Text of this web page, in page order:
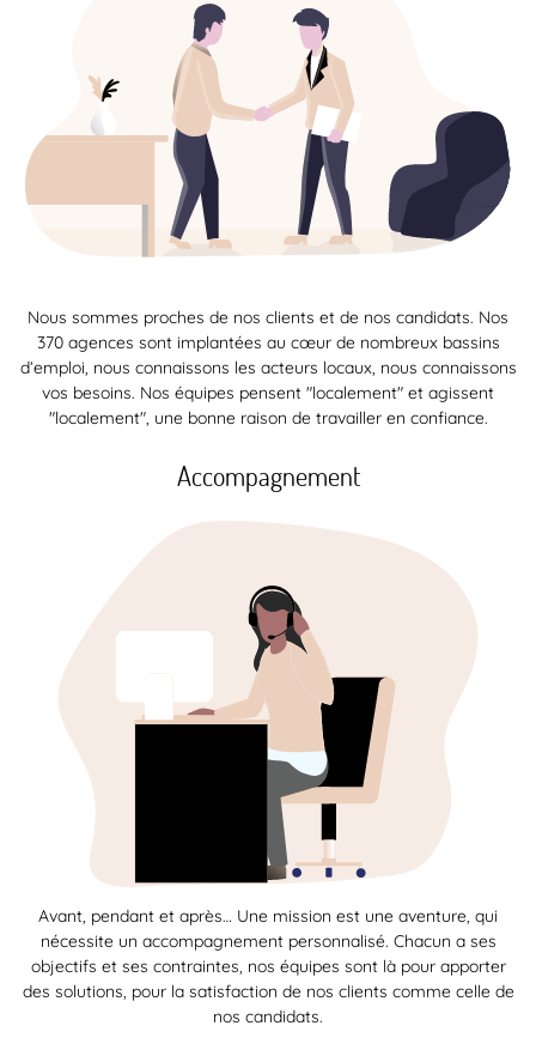
Nous sommes proches de nos clients et de nos candidats. Nos
370 agences sont implantées au cœur de nombreux bassins
d’emploi, nous connaissons les acteurs locaux, nous connaissons
vos besoins. Nos équipes pensent "localement" et agissent
"localement", une bonne raison de travailler en confiance.
Accompagnement
Avant, pendant et après… Une mission est une aventure, qui
nécessite un accompagnement personnalisé. Chacun a ses
objectifs et ses contraintes, nos équipes sont là pour apporter
des solutions, pour la satisfaction de nos clients comme celle de
nos candidats.